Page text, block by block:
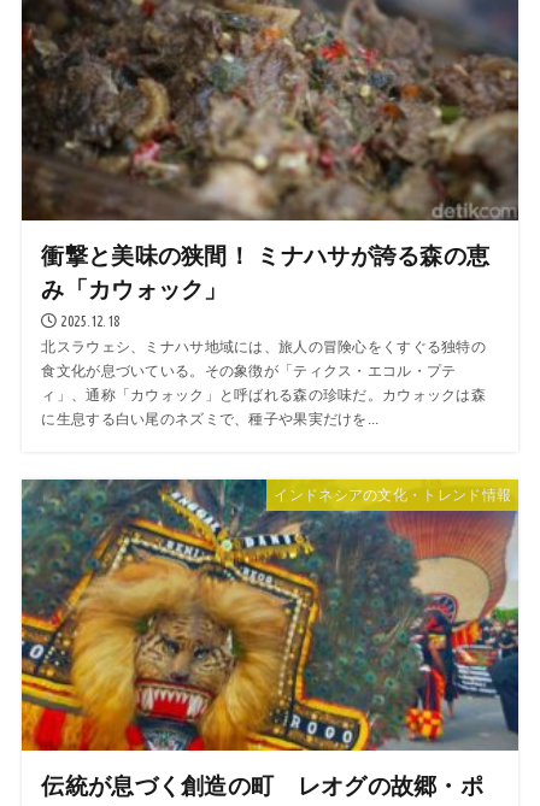
衝撃と美味の狭間！ ミナハサが誇る森の恵
み「カウォック」
2025.12.18
北スラウェシ、ミナハサ地域には、旅人の冒険心をくすぐる独特の
食文化が息づいている。その象徴が「ティクス・エコル・プテ
ィ」、通称「カウォック」と呼ばれる森の珍味だ。カウォックは森
に生息する白い尾のネズミで、種子や果実だけを...
インドネシアの文化・トレンド情報
伝統が息づく創造の町 レオグの故郷・ポ